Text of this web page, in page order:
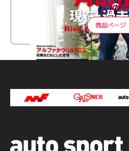
2,100円
商品ページ